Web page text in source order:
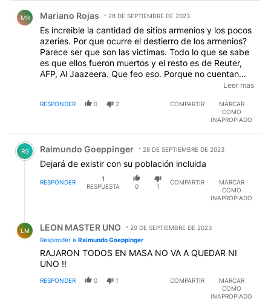
MR Mariano Rojas 28 DE SEPTIEMBRE DE 2023
Es increible la cantidad de sitios armenios y los pocos
azeries. Por que ocurre el destierro de los armenios?
Parece ser que son las victimas. Todo lo que se sabe
es que ellos fueron muertos y el resto es de Reuter,
AFP, Al Jaazeera. Que feo eso. Porque no cuentan
que a principios de 1900 se quiso formar la gran
desprendimiento del imperio otomano, los turcos
Leer mas
RESPONDER 0 2 COMPARTIR
MARCAR
COMO
INAPROPIADO
Comentario de Raimundo Goeppinger.
RG Raimundo Goeppinger 28 DE SEPTIEMBRE DE 2023
Dejará de existir con su población incluida
RESPONDER
1
RESPUESTA
0 1
COMPARTIR
MARCAR
COMO
INAPROPIADO
LM LEON MASTER UNO
29 DE SEPTIEMBRE DE 2023
Responder a Raimundo Goeppinger
RAJARON TODOS EN MASA NO VA A QUEDAR NI
UNO !!
RESPONDER 0 1 COMPARTIR
MARCAR
COMO
INAPROPIADO